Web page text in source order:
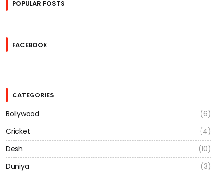
POPULAR POSTS
FACEBOOK
CATEGORIES
Bollywood
(6)
Cricket
(4)
Desh
(10)
Duniya
(3)